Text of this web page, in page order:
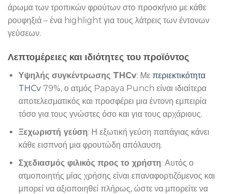
άρωμα των τροπικών φρούτων στο προσκήνιο με κάθε
ρουφηξιά – ένα highlight για τους λάτρεις των έντονων
γεύσεων.
Λεπτομέρειες και ιδιότητες του προϊόντος
Υψηλής συγκέντρωσης THCv: Με περιεκτικότητα
THCv79%, ο ατμός Papaya Punch είναι ιδιαίτερα
αποτελεσματικός και προσφέρει μια έντονη εμπειρία
τόσο για τους γνώστες όσο και για τους αρχάριους.
Ξεχωριστή γεύση: Η εξωτική γεύση παπάγιας κάνει
κάθε εισπνοή μια φρουτώδη απόλαυση.
Σχεδιασμός φιλικός προς το χρήστη: Αυτός ο
ατμοποιητής μίας χρήσης είναι επαναφορτιζόμενος και
μπορεί να αξιοποιηθεί πλήρως, ώστε να μπορείτε να